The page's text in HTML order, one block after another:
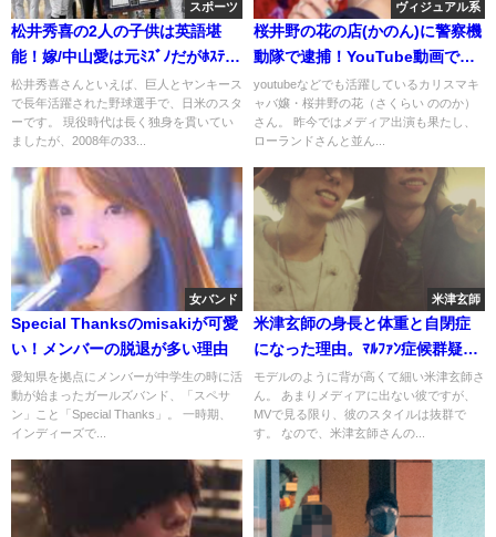
スポーツ
松井秀喜の2人の子供は英語堪
能！嫁/中山愛は元ﾐｽﾞﾉだがﾎｽﾃｽ
説や戸田菜穂の闇の噂
松井秀喜さんといえば、巨人とヤンキース
で長年活躍された野球選手で、日米のスタ
ーです。 現役時代は長く独身を貫いてい
ましたが、2008年の33...
ヴィジュアル系
桜井野の花の店(かのん)に警察機
動隊で逮捕！YouTube動画で謝
罪。従業員守る
youtubeなどでも活躍しているカリスマキ
ャバ嬢・桜井野の花（さくらい ののか）
さん。 昨今ではメディア出演も果たし、
ローランドさんと並ん...
女バンド
Special Thanksのmisakiが可愛
い！メンバーの脱退が多い理由
愛知県を拠点にメンバーが中学生の時に活
動が始まったガールズバンド、「スペサ
ン」こと「Special Thanks」。 一時期、
インディーズで...
米津玄師
米津玄師の身長と体重と自閉症
になった理由。ﾏﾙﾌｧﾝ症候群疑惑
は背の高さ
モデルのように背が高くて細い米津玄師さ
ん。 あまりメディアに出ない彼ですが、
MVで見る限り、彼のスタイルは抜群で
す。 なので、米津玄師さんの...